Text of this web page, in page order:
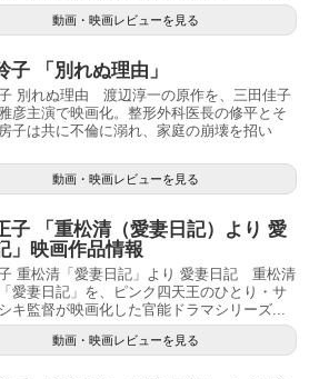
動画・映画レビューを見る
子 「別れぬ理由」
別れぬ理由 渡辺淳一の原作を、三田佳子
彦主演で映画化。整形外科医長の修平とそ
子は共に不倫に溺れ、家庭の崩壊を招い
動画・映画レビューを見る
子 「重松清（愛妻日記）より 愛
」映画作品情報
重松清「愛妻日記」より 愛妻日記 重松清
愛妻日記」を、ピンク四天王のひとり・サ
キ監督が映画化した官能ドラマシリーズ...
動画・映画レビューを見る